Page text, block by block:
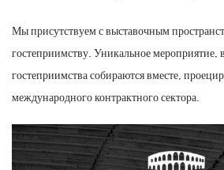
Мы присутствуем с выставочным
гостеприимству. Уникальное мероприятие,
гостеприимства собираются вместе,
международного контрактного сектора.